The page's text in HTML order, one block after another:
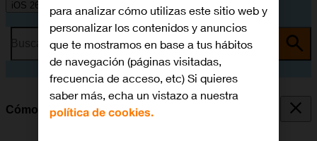
iOS 26
Busca por problema o tema
Cómo activar la eSIM
para analizar cómo utilizas este sitio web y
personalizar los contenidos y anuncios
que te mostramos en base a tus hábitos
de navegación (páginas visitadas,
frecuencia de acceso, etc) Si quieres
saber más, echa un vistazo a nuestra
política de cookies.